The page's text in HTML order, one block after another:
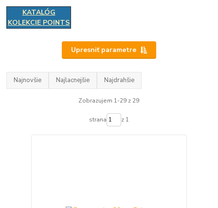
KATALÓG
KOLEKCIE POINTS
Upresniť parametre
Najnovšie Najlacnejšie Najdrahšie
Zobrazujem 1-29 z 29
strana z 1